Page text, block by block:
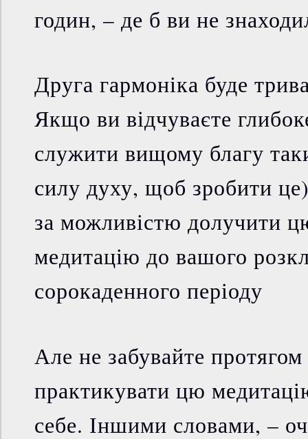
годин, – де б ви не
Друга гармоніка буде
Якщо ви відчуваєте
служити вищому благу
силу духу, щоб зробити
за можливістю долучити
медитацію до вашого
сорокаденного періоду
Але не забувайте
практикувати цю
себе. Іншими словами, –